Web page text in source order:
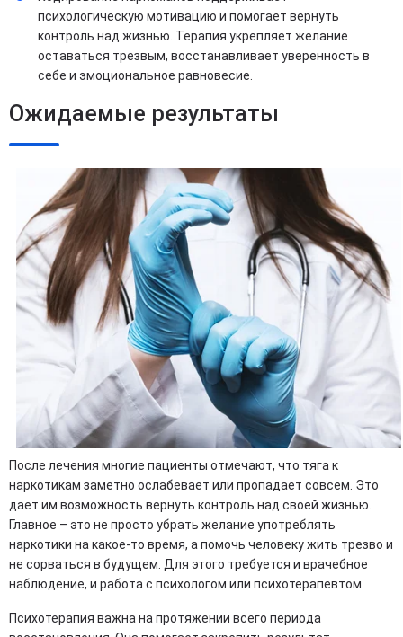
психологическую мотивацию и помогает вернуть
контроль над жизнью. Терапия укрепляет желание
оставаться трезвым, восстанавливает уверенность в
себе и эмоциональное равновесие.
Ожидаемые результаты
После лечения многие пациенты отмечают, что тяга к
наркотикам заметно ослабевает или пропадает совсем. Это
дает им возможность вернуть контроль над своей жизнью.
Главное – это не просто убрать желание употреблять
наркотики на какое-то время, а помочь человеку жить трезво и
не сорваться в будущем. Для этого требуется и врачебное
наблюдение, и работа с психологом или психотерапевтом.
Психотерапия важна на протяжении всего периода